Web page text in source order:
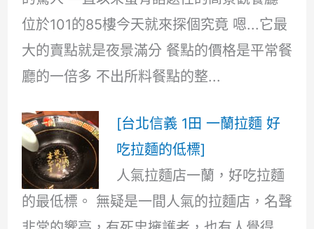
位於101的85樓今天就來探個究竟 嗯...它最
大的賣點就是夜景滿分 餐點的價格是平常餐
廳的一倍多 不出所料餐點的整...
[台北信義 1田 一蘭拉麵 好
吃拉麵的低標]
人氣拉麵店一蘭，好吃拉麵
的最低標。 無疑是一間人氣的拉麵店，名聲